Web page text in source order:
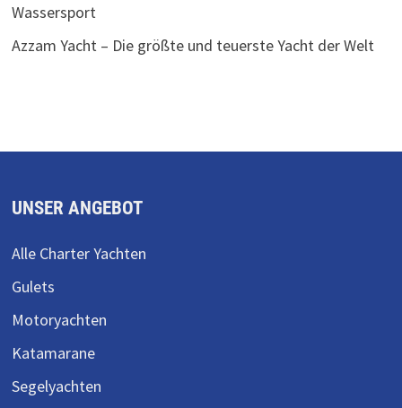
Wassersport
Azzam Yacht – Die größte und teuerste Yacht der Welt
UNSER ANGEBOT
Alle Charter Yachten
Gulets
Motoryachten
Katamarane
Segelyachten